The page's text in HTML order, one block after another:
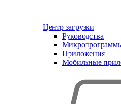
Центр загрузки
Руководства
Приложения
Мобильные